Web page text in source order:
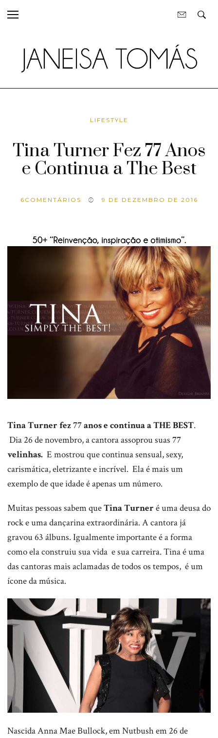
LIFESTYLE
Tina Turner Fez 77 Anos
e Continua a The Best
6 COMENTÁRIOS 9 DE DEZEMBRO DE 2016
Tina Turner fez 77 anos e continua a THE BEST.
Dia 26 de novembro, a cantora assoprou suas 77
velinhas. E mostrou que continua sensual, sexy,
carismática, eletrizante e incrível. Ela é mais um
exemplo de que idade é apenas um número.
Muitas pessoas sabem queTina Turner é uma deusa do
rock e uma dançarina extraordinária. A cantora já
gravou 63 álbuns. Igualmente importante é a forma
como ela construiu sua vida e sua carreira. Tina é uma
das cantoras mais aclamadas de todos os tempos, é um
ícone da música.
Nascida Anna Mae Bullock, em Nutbush em 26 de